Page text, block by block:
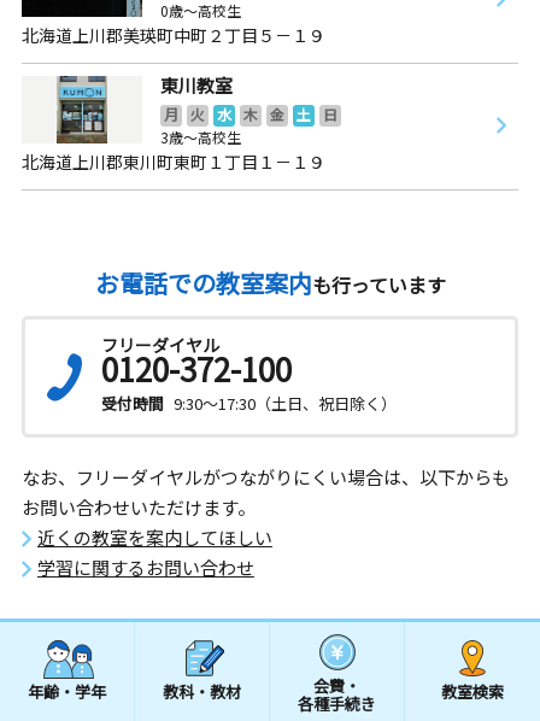
0歳～高校生
北海道上川郡美瑛町中町２丁目５－１９
東川教室
月 火 水 木 金 土
日
3歳～高校生
北海道上川郡東川町東町１丁目１－１９
お電話での教室案内も行っています
フリーダイヤル
0120-372-100
受付時間 9:30～17:30（土日、祝日除く）
なお、フリーダイヤルがつながりにくい場合は、以下からも
お問い合わせいただけます。
近くの教室を案内してほしい
学習に関するお問い合わせ
年齢・学年 教科・教材 会費・
各種手続き
教室検索